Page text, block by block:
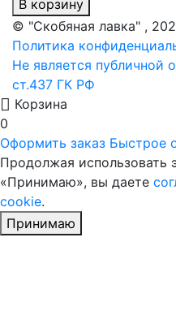
В корзину
© "Скобяная лавка" ,
Политика
Не является публичной
ст.437 ГК РФ
Корзина
0
Оформить заказ Быстрое
Продолжая использовать
«Принимаю», вы даете
cookie.
Принимаю